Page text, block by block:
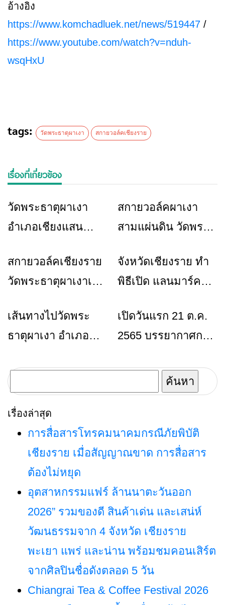
อ้างอิง
https://www.komchadluek.net/news/519447 /
https://www.youtube.com/watch?v=nduh-
wsqHxU
tags: วัดพระธาตุผาเงา สกายวอล์คเชียงราย
เรื่องที่เกี่ยวข้อง
ท่องเที่ยว
วัดพระธาตุผาเงา
อำเภอเชียงแสน
ข่าวเชียงราย
สกายวอล์คผาเงา
สามแผ่นดิน วัดพระ
ให้นักท่องเที่ยว
ข่าวเชียงราย
สกายวอล์คเชียงราย
วัดพระธาตุผาเงาเปิด
2565
ท่องเที่ยว
จังหวัดเชียงราย ทำ
พิธีเปิด แลนมาร์ค
เงา สามแผ่นดิน” ชม
วิว 360 องศา 3
เมียนมา แห่งเดียวใน
ประเทศไทย
ท่องเที่ยว
เส้นทางไปวัดพระ
ธาตุผาเงา อำเภอ
เชียงราย
ข่าวเชียงราย
เปิดวันแรก 21 ต.ค.
2565 บรรยากาศการ
ผาเงาสามแผ่นดิน
สำหรับ:
เรื่องล่าสุด
การสื่อสารโทรคมนาคมกรณีภัยพิบัติ
เชียงราย เมื่อสัญญาณขาด การสื่อสาร
ต้องไม่หยุด
อุตสาหกรรมแฟร์ ล้านนาตะวันออก
2026” รวมของดี สินค้าเด่น และเสน่ห์
วัฒนธรรมจาก 4 จังหวัด เชียงราย
พะเยา แพร่ และน่าน พร้อมชมคอนเสิร์ต
จากศิลปินชื่อดังตลอด 5 วัน
Chiangrai Tea & Coffee Festival 2026